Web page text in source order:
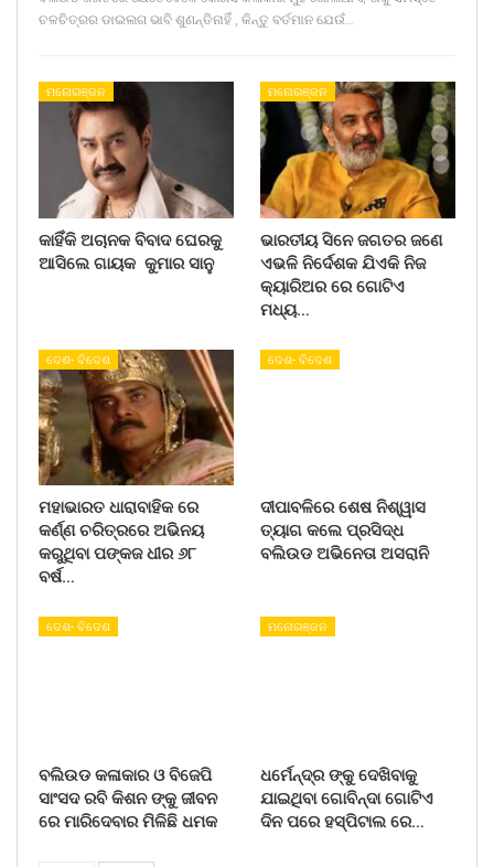
ଚଳଚିତ୍ରର ଡାଇଲଗ ଭାବି ଶୁଣନ୍ତିନାହିଁ , କିନ୍ତୁ ବର୍ତମାନ ଯେଉଁ…
ମନୋରଞ୍ଜନ
କାହିଁକି ଅଚାନକ ବିବାଦ ଘେରକୁ
ଆସିଲେ ଗାୟକ କୁମାର ସାନୁ
ମନୋରଞ୍ଜନ
ଭାରତୀୟ ସିନେ ଜଗତର ଜଣେ
ଏଭଳି ନିର୍ଦେଶକ ଯିଏକି ନିଜ
କ୍ୟାରିଅର ରେ ଗୋଟିଏ
ମଧ୍ୟ…
ଦେଶ- ବିଦେଶ
ମହାଭାରତ ଧାରାବାହିକ ରେ
କର୍ଣ୍ଣ ଚରିତ୍ରରେ ଅଭିନୟ
କରୁଥିବା ପଙ୍କଜ ଧୀର ୬୮
ବର୍ଷ…
ଦେଶ- ବିଦେଶ
ଦୀପାବଳିରେ ଶେଷ ନିଶ୍ୱାସ
ତ୍ୟାଗ କଲେ ପ୍ରସିଦ୍ଧ
ବଲିଉଡ ଅଭିନେତା ଅସରାନି
ଦେଶ- ବିଦେଶ
ବଲିଉଡ କଳାକାର ଓ ବିଜେପି
ସାଂସଦ ରବି କିଶନ ଙ୍କୁ ଜୀବନ
ରେ ମାରିଦେବାର ମିଳିଛି ଧମକ
ମନୋରଞ୍ଜନ
ଧର୍ମେନ୍ଦ୍ର ଙ୍କୁ ଦେଖିବାକୁ
ଯାଇଥିବା ଗୋବିନ୍ଦା ଗୋଟିଏ
ଦିନ ପରେ ହସ୍ପିଟାଲ ରେ…